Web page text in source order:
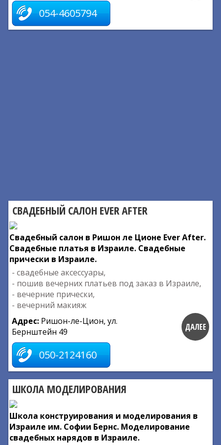
054-4605794
СВАДЕБНЫЙ САЛОН EVER AFTER
Свадебный салон в Ришон ле Ционе Ever After.
Свадебные платья в Израиле. Свадебные
прически в Израиле.
- свадебные аксессуары,
- пошив вечерних платьев под заказ в Израиле,
- вечерние прически,
- вечерний макияж
Адрес: Ришон-ле-Цион, ул.
Бернштейн 49
050-2124160
ДАЛЕЕ
ШКОЛА МОДЕЛИРОВАНИЯ
Школа конструирования и моделирования в
Израиле им. Софии Бернс. Моделирование
свадебных нарядов в Израиле.